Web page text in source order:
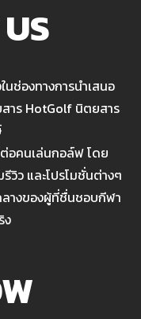
ช่องทางการนำเสนอ
าร HotGolf นิตยสาร
อคนเล่นกอล์ฟ โดย
วิว และโปรโมชั่นต่างๆ
ลางของผู้ที่ชื่นชอบกีฬา
ง